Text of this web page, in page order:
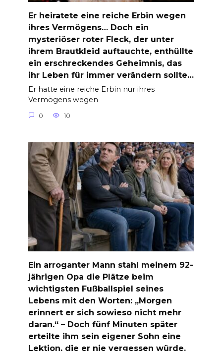
Er heiratete eine reiche Erbin wegen
ihres Vermögens… Doch ein
mysteriöser roter Fleck, der unter
ihrem Brautkleid auftauchte, enthüllte
ein erschreckendes Geheimnis, das
ihr Leben für immer verändern sollte…
Er hatte eine reiche Erbin nur ihres
Vermögens wegen
0 10
Ein arroganter Mann stahl meinem 92-
jährigen Opa die Plätze beim
wichtigsten Fußballspiel seines
Lebens mit den Worten: „Morgen
erinnert er sich sowieso nicht mehr
daran.“ – Doch fünf Minuten später
erteilte ihm sein eigener Sohn eine
Lektion, die er nie vergessen würde.